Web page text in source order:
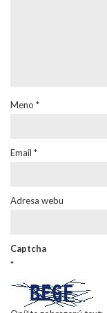
Meno *
Email *
Adresa webu
Captcha
*